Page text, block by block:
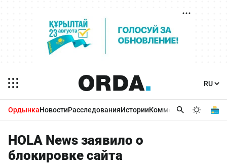
ОрдынкаНовостиРасследованияИсторииКомментарииБизнес
HOLA News заявило о
блокировке сайта